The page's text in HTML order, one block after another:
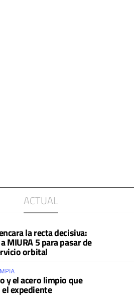
ACTUAL
la recta decisiva:
MIURA 5 para pasar de
orbital
y el acero limpio que
expediente